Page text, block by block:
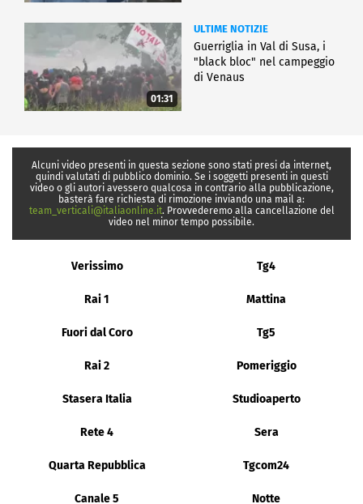
01:31
ULTIME NOTIZIE
Guerriglia in Val di Susa, i
"black bloc" nel campeggio
di Venaus
Alcuni video presenti in questa sezione sono stati presi da internet,
quindi valutati di pubblico dominio. Se i soggetti presenti in questi
video o gli autori avessero qualcosa in contrario alla pubblicazione,
basterà fare richiesta di rimozione inviando una mail a:
team_verticali@italiaonline.it. Provvederemo alla cancellazione del
video nel minor tempo possibile.
Verissimo Tg4
Rai 1 Mattina
Fuori dal Coro Tg5
Rai 2 Pomeriggio
Stasera Italia Studioaperto
Rete 4 Sera
Quarta Repubblica Tgcom24
Canale 5 Notte